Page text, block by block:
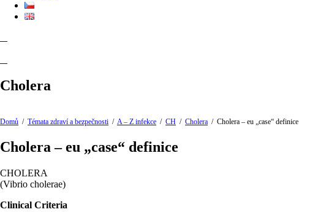
Cholera
Domů / Témata zdraví a bezpečnosti / A – Z infekce / CH / Cholera / Cholera – eu „case“ definice
Cholera – eu „case“ definice
CHOLERA
(Vibrio cholerae)
Clinical Criteria